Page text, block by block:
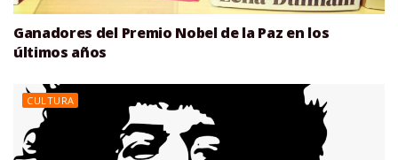
Ganadores del Premio Nobel de la Paz en los
últimos años
CULTURA